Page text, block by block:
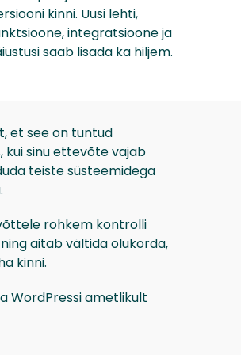
kinni. Uusi lehti,
integratsioone ja
saab lisada ka hiljem.
et see on tuntud
kui sinu ettevõte vajab
teiste süsteemidega
rohkem kontrolli
aitab vältida olukorda,
kinni.
WordPressi ametlikult